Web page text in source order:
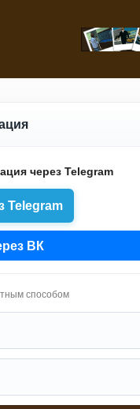
через Telegram
Telegram
ВК
способом